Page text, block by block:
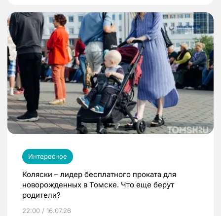
Интересное
Коляски – лидер бесплатного проката для
новорожденных в Томске. Что еще берут
родители?
22:00 / 16.07.26